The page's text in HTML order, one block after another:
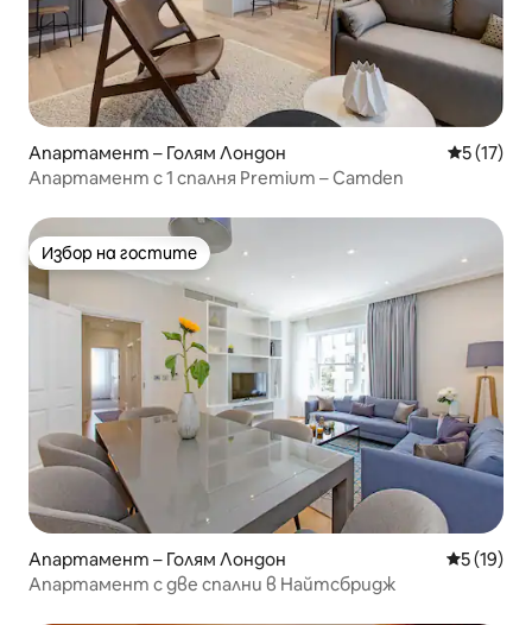
Апартамент – Голям Лондон Средна
5 (17)
Апартамент с 1 спалня Premium – Camden
Избор на гостите
Избор на гостите
Апартамент – Голям Лондон Средна
5 (19)
Апартамент с две спални в Найтсбридж